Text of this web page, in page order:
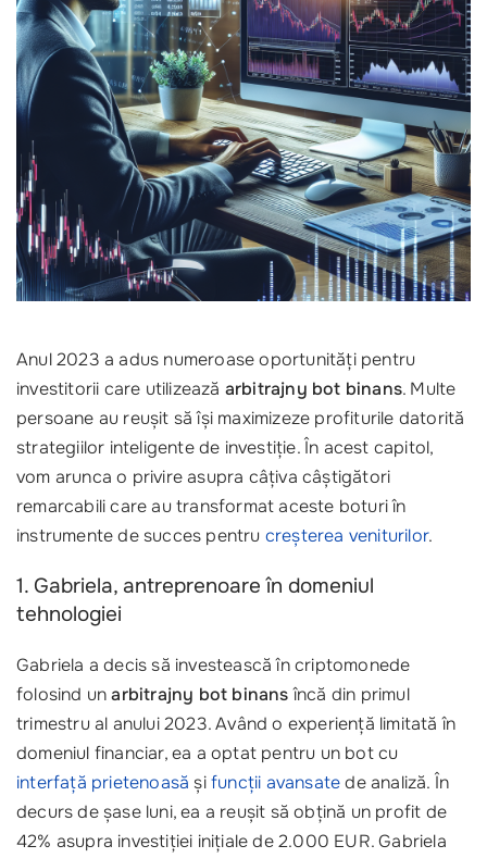
Anul 2023 a adus numeroase oportunități pentru
investitorii care utilizează arbitrajny bot binans. Multe
persoane au reușit să își maximizeze profiturile datorită
strategiilor inteligente de investiție. În acest capitol,
vom arunca o privire asupra câțiva câștigători
remarcabili care au transformat aceste boturi în
instrumente de succes pentru creșterea veniturilor.
1. Gabriela, antreprenoare în domeniul
tehnologiei
Gabriela a decis să investească în criptomonede
folosind unarbitrajny bot binansîncă din primul
trimestru al anului 2023. Având o experiență limitată în
domeniul financiar, ea a optat pentru un bot cu
interfață prietenoasă șifuncții avansatede analiză. În
decurs de șase luni, ea a reușit să obțină un profit de
42% asupra investiției inițiale de 2.000 EUR. Gabriela